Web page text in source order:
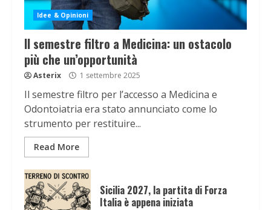
Idee & Opinioni
Il semestre filtro a Medicina: un ostacolo
più che un’opportunità
Asterix 1 settembre 2025
Il semestre filtro per l’accesso a Medicina e
Odontoiatria era stato annunciato come lo
strumento per restituire...
Read More
Sicilia 2027, la partita di Forza
Italia è appena iniziata